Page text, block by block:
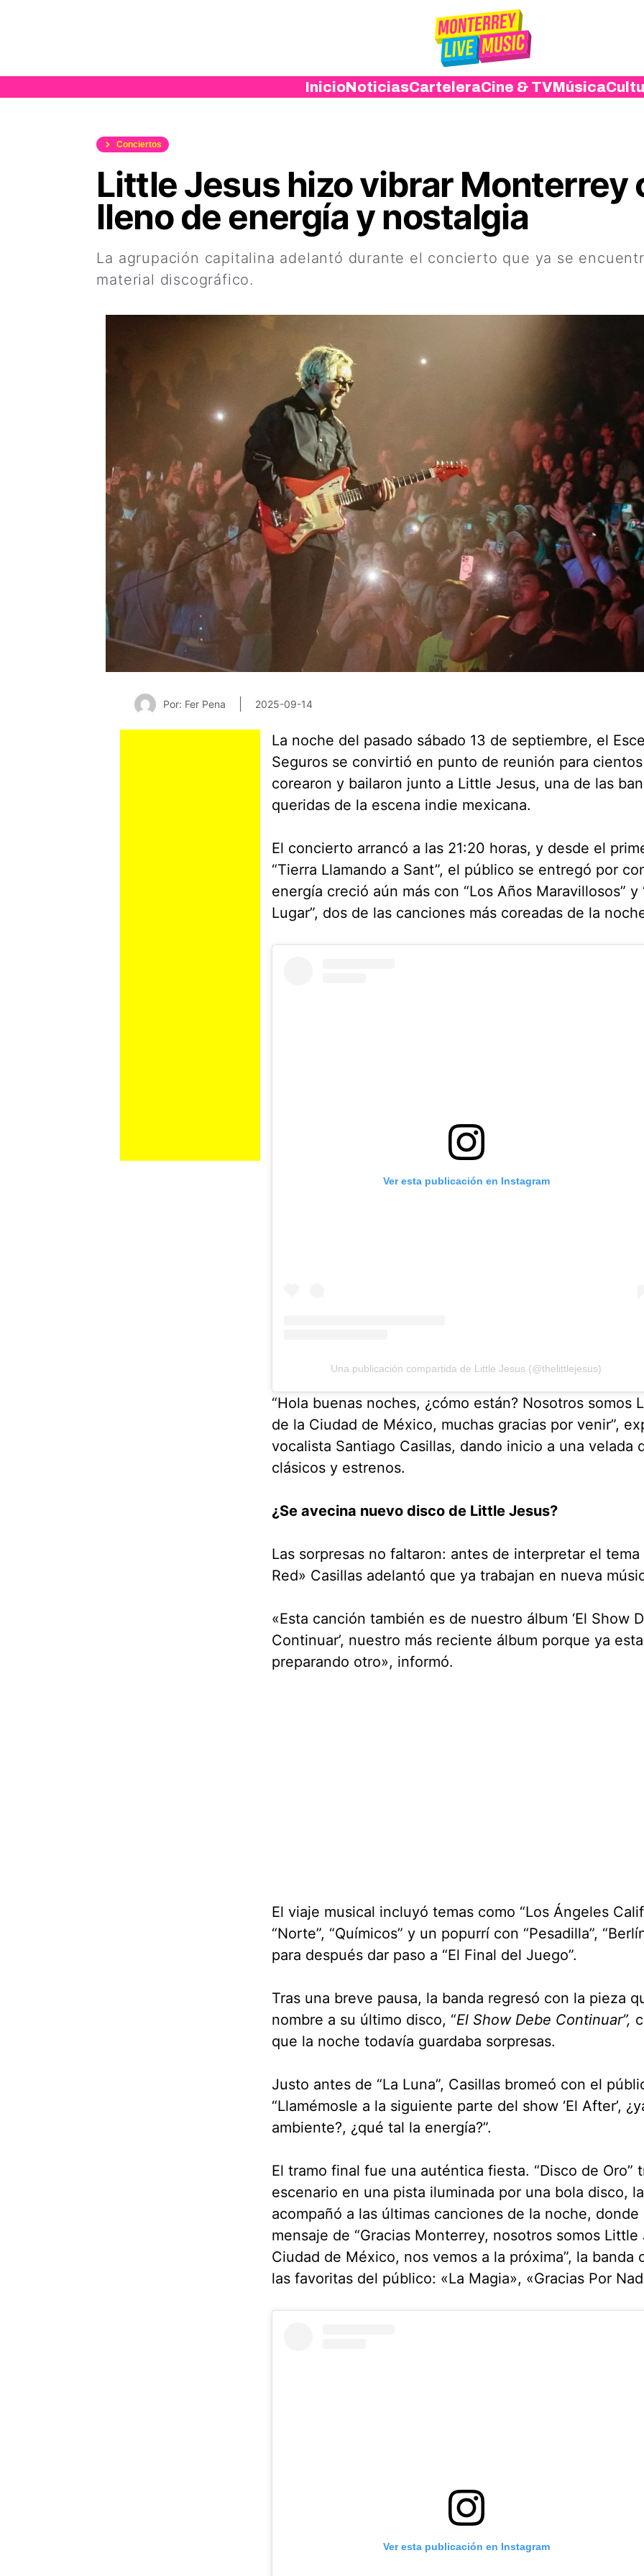
InicioNoticiasCarteleraCine & TVMúsica
Conciertos
Little Jesus hizo vibrar Monterrey
lleno de energía y nostalgia
La agrupación capitalina adelantó durante el concierto que ya se
material discográfico.
Por: Fer Pena 2025-09-14
La noche del pasado sábado 13 de septiembre, el
Seguros se convirtió en punto de reunión para
corearon y bailaron junto a Little Jesus, una de las
queridas de la escena indie mexicana.
El concierto arrancó a las 21:20 horas, y desde el
“Tierra Llamando a Sant”, el público se entregó por
energía creció aún más con “Los Años Maravillosos” y
Lugar”, dos de las canciones más coreadas de la
Ver esta publicación en Instagram
Una publicación compartida de Little Jesus (@thelittlejesus)
“Hola buenas noches, ¿cómo están? Nosotros somos
de la Ciudad de México, muchas gracias por venir”,
vocalista Santiago Casillas, dando inicio a una velada
clásicos y estrenos.
¿Se avecina nuevo disco de Little Jesus?
Las sorpresas no faltaron: antes de interpretar el tema
Red» Casillas adelantó que ya trabajan en nueva
«Esta canción también es de nuestro álbum ‘El Show
Continuar’, nuestro más reciente álbum porque ya
preparando otro», informó.
El viaje musical incluyó temas como “Los Ángeles
“Norte”, “Químicos” y un popurrí con “Pesadilla”,
para después dar paso a “El Final del Juego”.
Tras una breve pausa, la banda regresó con la pieza
nombre a su último disco, “El Show Debe Continuar”,
que la noche todavía guardaba sorpresas.
Justo antes de “La Luna”, Casillas bromeó con el
“Llamémosle a la siguiente parte del show ‘El After’,
ambiente?, ¿qué tal la energía?”.
El tramo final fue una auténtica fiesta. “Disco de Oro”
escenario en una pista iluminada por una bola disco,
acompañó a las últimas canciones de la noche, donde
mensaje de “Gracias Monterrey, nosotros somos Little
Ciudad de México, nos vemos a la próxima”, la banda
las favoritas del público: «La Magia», «Gracias Por
Ver esta publicación en Instagram